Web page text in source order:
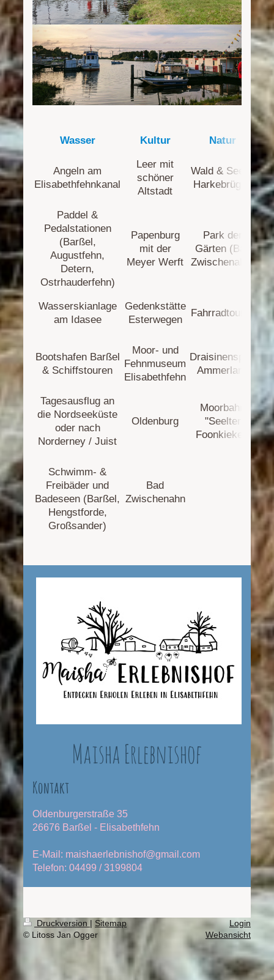
Wasser Kultur Natur
Angeln am
Elisabethfehnkanal
Leer mit
schöner
Altstadt
Wald & See in
Harkebrügge
Paddel &
Pedalstationen
(Barßel,
Augustfehn,
Detern,
Ostrhauderfehn)
Papenburg
mit der
Meyer Werft
Park der
Gärten (Bad
Zwischenahn)
Wasserskianlage
am Idasee
Gedenkstätte
Esterwegen
Fahrradtouren
Bootshafen Barßel
& Schiffstouren
Moor- und
Fehnmuseum
Elisabethfehn
Draisinenspaß
Ammerland
Tagesausflug an
die Nordseeküste
oder nach
Norderney / Juist
Oldenburg
Moorbahn
"Seelter
Foonkieker"
Schwimm- &
Freibäder und
Badeseen (Barßel,
Hengstforde,
Großsander)
Bad
Zwischenahn
Maisha Erlebnishof
Kontakt
Oldenburgerstraße 35
26676 Barßel - Elisabethfehn
E-Mail: maishaerlebnishof@gmail.com
Telefon: 04499 / 3199804
Druckversion | Sitemap
© Litoss Jan Ogger
Login
Webansicht